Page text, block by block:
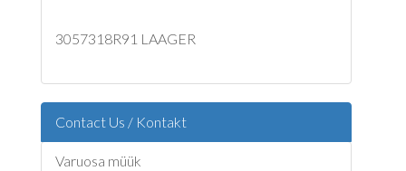
3057318R91 LAAGER
Contact Us / Kontakt
Varuosa müük